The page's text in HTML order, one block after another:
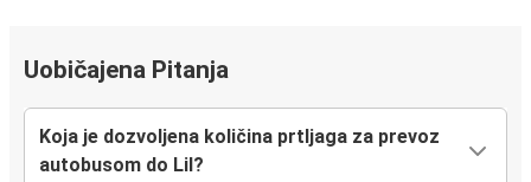
Uobičajena Pitanja
Koja je dozvoljena količina prtljaga za prevoz
autobusom do Lil?